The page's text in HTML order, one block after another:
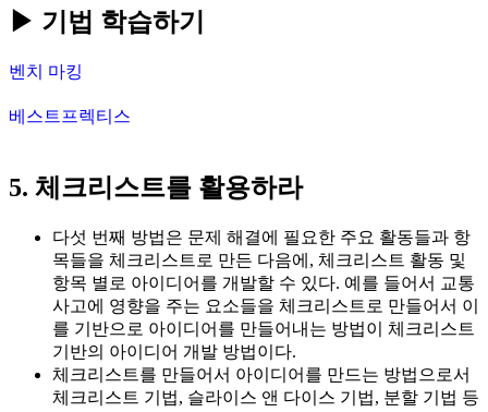
▶ 기법 학습하기
벤치 마킹
베스트프렉티스
5. 체크리스트를 활용하라
다섯 번째 방법은 문제 해결에 필요한 주요 활동들과 항
목들을 체크리스트로 만든 다음에, 체크리스트 활동 및
항목 별로 아이디어를 개발할 수 있다. 예를 들어서 교통
사고에 영향을 주는 요소들을 체크리스트로 만들어서 이
를 기반으로 아이디어를 만들어내는 방법이 체크리스트
기반의 아이디어 개발 방법이다.
체크리스트를 만들어서 아이디어를 만드는 방법으로서
체크리스트 기법, 슬라이스 앤 다이스 기법, 분할 기법 등